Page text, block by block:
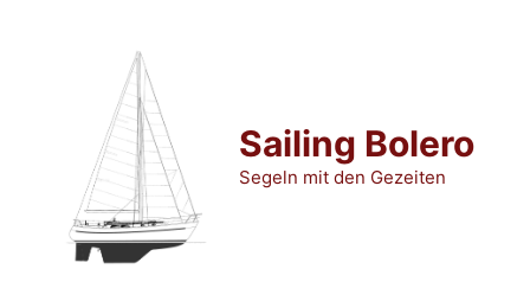
Sailing Bolero
Segeln mit den Gezeiten